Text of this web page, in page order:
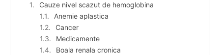
Cauze nivel scazut de hemoglobina
Anemie aplastica
Cancer
Medicamente
Boala renala cronica